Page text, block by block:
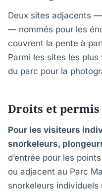
Deux sites adjacents
— nommés pour les
couvrent la pente à
Parmi les sites les
du parc pour la
Droits et permis
Pour les visiteurs
snorkeleurs,
d’entrée pour les
ou adjacent au Parc
snorkeleurs